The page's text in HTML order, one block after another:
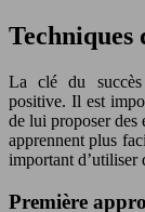
La clé du succès
positive. Il est
de lui proposer des
apprennent plus
important d’utiliser
Première